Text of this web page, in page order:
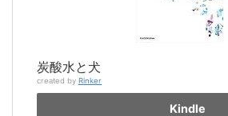
炭酸水と犬
created by Rinker
Kindle